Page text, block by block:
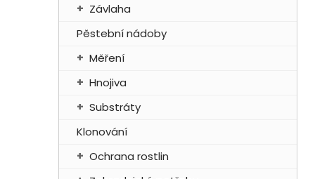
Závlaha
Pěstební nádoby
Měření
Hnojiva
Substráty
Klonování
Ochrana rostlin